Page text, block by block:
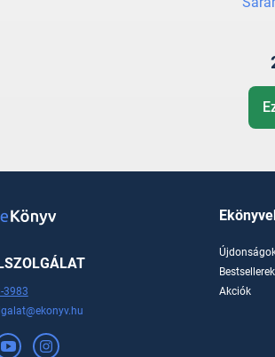
3983
Bestsellerek
Akciók